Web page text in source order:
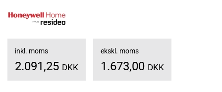
inkl. moms
2.091,25 DKK
ekskl. moms
1.673,00 DKK